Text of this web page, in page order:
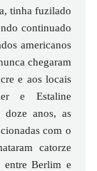
tinha fuzilado
continuado
americanos
chegaram
e aos locais
e Estaline
doze anos, as
com o
catorze
entre Berlim e